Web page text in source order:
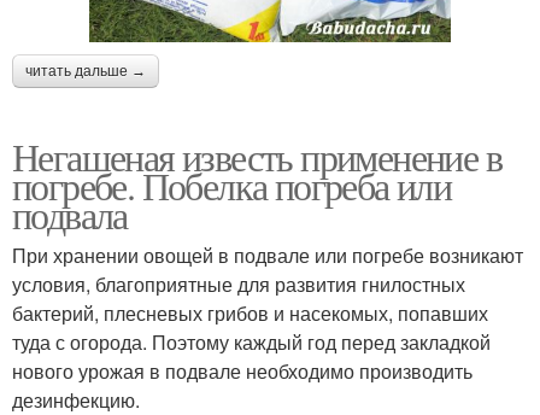
читать дальше →
Негашеная известь применение в
погребе. Побелка погреба или
подвала
При хранении овощей в подвале или погребе возникают
условия, благоприятные для развития гнилостных
бактерий, плесневых грибов и насекомых, попавших
туда с огорода. Поэтому каждый год перед закладкой
нового урожая в подвале необходимо производить
дезинфекцию.